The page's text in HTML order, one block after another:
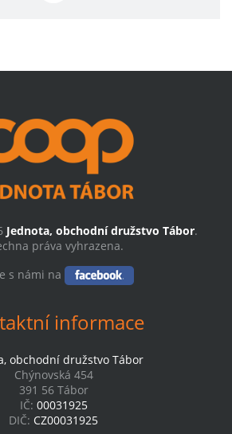
Jednota, obchodní družstvo Tábor.
práva vyhrazena.
s námi na
informace
obchodní družstvo Tábor
Chýnovská 454
391 56 Tábor
IČ: 00031925
DIČ: CZ00031925